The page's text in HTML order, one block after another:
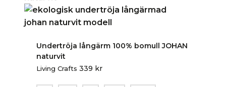
Undertröja långärm 100% bomull JOHAN
naturvit
Living Crafts 339 kr